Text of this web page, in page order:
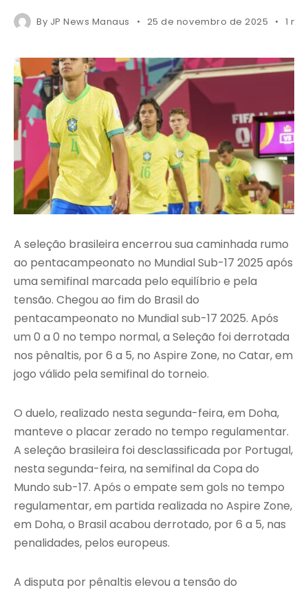
By JP News Manaus 25 de novembro de 2025 1
A seleção brasileira encerrou sua caminhada rumo
ao pentacampeonato no Mundial Sub-17 2025 após
uma semifinal marcada pelo equilíbrio e pela
tensão. Chegou ao fim do Brasil do
pentacampeonato no Mundial sub-17 2025. Após
um 0 a 0 no tempo normal, a Seleção foi derrotada
nos pênaltis, por 6 a 5, no Aspire Zone, no Catar, em
jogo válido pela semifinal do torneio.
O duelo, realizado nesta segunda-feira, em Doha,
manteve o placar zerado no tempo regulamentar.
A seleção brasileira foi desclassificada por Portugal,
nesta segunda-feira, na semifinal da Copa do
Mundo sub-17. Após o empate sem gols no tempo
regulamentar, em partida realizada no Aspire Zone,
em Doha, o Brasil acabou derrotado, por 6 a 5, nas
penalidades, pelos europeus.
A disputa por pênaltis elevou a tensão do